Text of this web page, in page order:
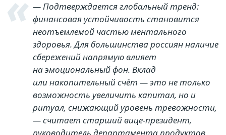
— Подтверждается глобальный тренд:
финансовая устойчивость становится
неотъемлемой частью ментального
здоровья. Для большинства россиян наличие
сбережений напрямую влияет
на эмоциональный фон. Вклад
или накопительный счёт — это не только
возможность увеличить капитал, но и
ритуал, снижающий уровень тревожности,
— считает старший вице-президент,